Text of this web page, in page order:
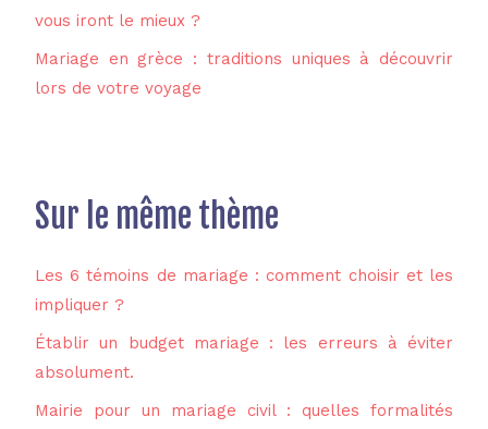
vous iront le mieux ?
Mariage en grèce : traditions uniques à découvrir
lors de votre voyage
Sur le même thème
Les 6 témoins de mariage : comment choisir et les
impliquer ?
Établir un budget mariage : les erreurs à éviter
absolument.
Mairie pour un mariage civil : quelles formalités